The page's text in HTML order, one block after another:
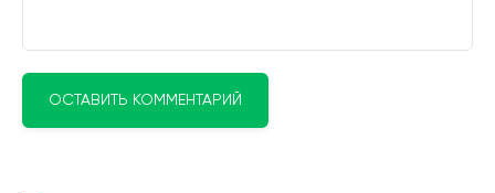
ОСТАВИТЬ КОММЕНТАРИЙ